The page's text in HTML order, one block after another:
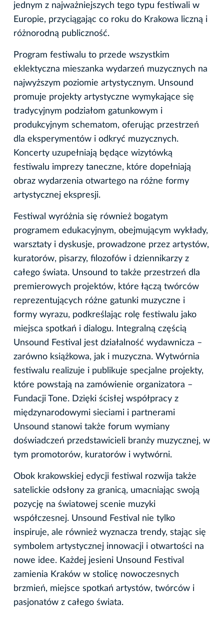
jednym z najważniejszych tego typu festiwali w
Europie, przyciągając co roku do Krakowa liczną i
różnorodną publiczność.
Program festiwalu to przede wszystkim
eklektyczna mieszanka wydarzeń muzycznych na
najwyższym poziomie artystycznym. Unsound
promuje projekty artystyczne wymykające się
tradycyjnym podziałom gatunkowym i
produkcyjnym schematom, oferując przestrzeń
dla eksperymentów i odkryć muzycznych.
Koncerty uzupełniają będące wizytówką
festiwalu imprezy taneczne, które dopełniają
obraz wydarzenia otwartego na różne formy
artystycznej ekspresji.
Festiwal wyróżnia się również bogatym
programem edukacyjnym, obejmującym wykłady,
warsztaty i dyskusje, prowadzone przez artystów,
kuratorów, pisarzy, filozofów i dziennikarzy z
całego świata. Unsound to także przestrzeń dla
premierowych projektów, które łączą twórców
reprezentujących różne gatunki muzyczne i
formy wyrazu, podkreślając rolę festiwalu jako
miejsca spotkań i dialogu. Integralną częścią
Unsound Festival jest działalność wydawnicza –
zarówno książkowa, jak i muzyczna. Wytwórnia
festiwalu realizuje i publikuje specjalne projekty,
które powstają na zamówienie organizatora –
Fundacji Tone. Dzięki ścisłej współpracy z
międzynarodowymi sieciami i partnerami
Unsound stanowi także forum wymiany
doświadczeń przedstawicieli branży muzycznej, w
tym promotorów, kuratorów i wytwórni.
Obok krakowskiej edycji festiwal rozwija także
satelickie odsłony za granicą, umacniając swoją
pozycję na światowej scenie muzyki
współczesnej. Unsound Festival nie tylko
inspiruje, ale również wyznacza trendy, stając się
symbolem artystycznej innowacji i otwartości na
nowe idee. Każdej jesieni Unsound Festival
zamienia Kraków w stolicę nowoczesnych
brzmień, miejsce spotkań artystów, twórców i
pasjonatów z całego świata.